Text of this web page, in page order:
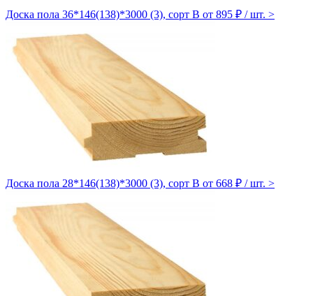
Доска пола 36*146(138)*3000 (3), сорт B от 895 ₽ / шт. >
Доска пола 28*146(138)*3000 (3), сорт B от 668 ₽ / шт. >